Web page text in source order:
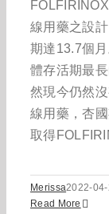
線用藥之設
期達13.7個
體存活期最
然現今仍然
線用藥，杏
取得
Merissa2022-
Read More